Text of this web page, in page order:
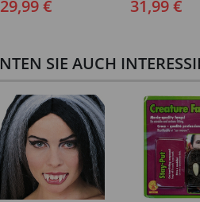
29,99 € 31,99 €
SIE AUCH